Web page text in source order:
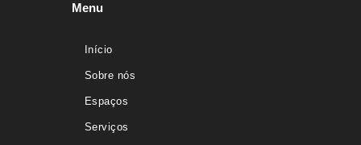
Menu
Início
Sobre nós
Espaços
Serviços